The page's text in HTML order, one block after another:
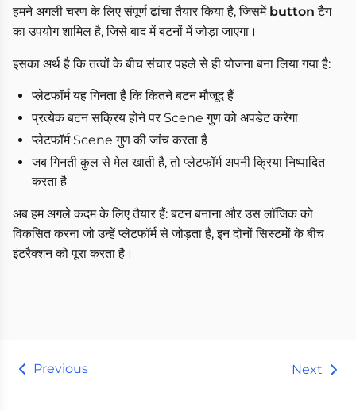
हमने अगली चरण के लिए संपूर्ण ढांचा तैयार किया है, जिसमें button टैग
का उपयोग शामिल है, जिसे बाद में बटनों में जोड़ा जाएगा।
इसका अर्थ है कि तत्वों के बीच संचार पहले से ही योजना बना लिया गया है:
प्लेटफॉर्म यह गिनता है कि कितने बटन मौजूद हैं
प्रत्येक बटन सक्रिय होने पर Scene गुण को अपडेट करेगा
प्लेटफॉर्म Scene गुण की जांच करता है
जब गिनती कुल से मेल खाती है, तो प्लेटफॉर्म अपनी क्रिया निष्पादित
करता है
अब हम अगले कदम के लिए तैयार हैं: बटन बनाना और उस लॉजिक को
विकसित करना जो उन्हें प्लेटफॉर्म से जोड़ता है, इन दोनों सिस्टमों के बीच
इंटरैक्शन को पूरा करता है।
Previous Next